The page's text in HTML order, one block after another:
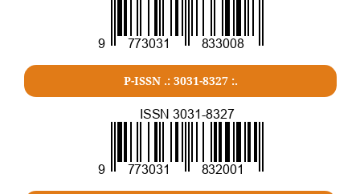
P-ISSN .: 3031-8327:.